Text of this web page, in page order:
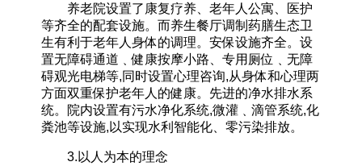
养老院设置了康复疗养、老年人公寓、医护
等齐全的配套设施。而养生餐厅调制药膳生态卫
生有利于老年人身体的调理。安保设施齐全。设
置无障碍通道﹑健康按摩小路、专用厕位﹑无障
碍观光电梯等,同时设置心理咨询,从身体和心理两
方面双重保护老年人的健康。先进的净水排水系
统。院内设置有污水净化系统,微灌﹑滴管系统,化
粪池等设施,以实现水利智能化、零污染排放。
3.以人为本的理念